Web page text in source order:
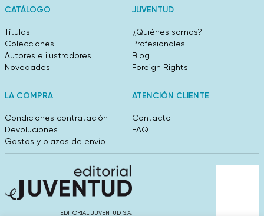
CATÁLOGO
Títulos
Colecciones
Autores e ilustradores
Novedades
JUVENTUD
¿Quiénes somos?
Profesionales
Blog
Foreign Rights
LA COMPRA
Condiciones contratación
Devoluciones
Gastos y plazos de envío
ATENCIÓN CLIENTE
Contacto
FAQ
EDITORIAL JUVENTUD S.A.